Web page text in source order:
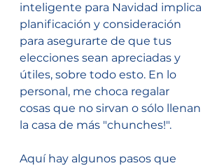
inteligente para Navidad implica
planificación y consideración
para asegurarte de que tus
elecciones sean apreciadas y
útiles, sobre todo esto. En lo
personal, me choca regalar
cosas que no sirvan o sólo llenan
la casa de más "chunches!".
Aquí hay algunos pasos que